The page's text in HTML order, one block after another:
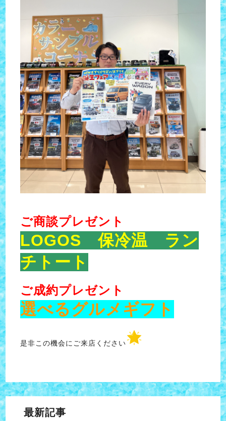
ご商談プレゼント
LOGOS 保冷温 ラン
チトート
ご成約プレゼント
選べるグルメギフト
是非この機会にご来店ください
最新記事